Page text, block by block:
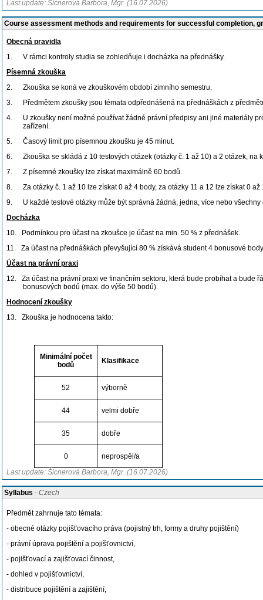
Last update: Šicnerová Barbora, Mgr. (16.07.2026)
Course assessment methods and requirements for successful completion,
Obecná pravidla
1.
V rámci kontroly studia se zohledňuje i docházka na přednášky.
Písemná zkouška
2.
Zkouška se koná ve zkouškovém období zimního semestru.
3.
Předmětem zkoušky jsou témata odpřednášená na přednáškách z
4.
U zkoušky není možné používat žádné právní předpisy ani jiné materiály
zařízení.
5.
Časový limit pro písemnou zkoušku je 45 minut.
6.
Zkouška se skládá z 10 testových otázek (otázky č. 1 až 10) a 2 otázek, na
7.
Z písemné zkoušky lze získat maximálně 60 bodů.
8.
Za otázky č. 1 až 10 lze získat 0 až 4 body, za otázky 11 a 12 lze získat 0 až
9.
U každé testové otázky může být správná žádná, jedna, více nebo
Docházka
10.
Podmínkou pro účast na zkoušce je účast na min. 50 % z přednášek.
11.
Za účast na přednáškách převyšující 80 % získává student 4 bonusové
Účast na právní praxi
12.
Za účast na právní praxi ve finančním sektoru, která bude probíhat a bude
bonusových bodů (max. do výše 50 bodů).
Hodnocení zkoušky
13.
Zkouška je hodnocena takto:
Minimální počet
bodů
Klasifikace
52 výborně
44 velmi dobře
35 dobře
0
neprospěl/a
Last update: Šicnerová Barbora, Mgr. (16.07.2026)
Syllabus - Czech
Předmět zahrnuje tato témata:
- obecné otázky pojišťovacího práva (pojistný trh, formy a druhy pojištění)
- právní úprava pojištění a pojišťovnictví,
- pojišťovací a zajišťovací činnost,
- dohled v pojišťovnictví,
- distribuce pojištění a zajištění,